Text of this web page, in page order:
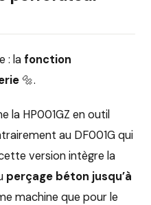
: lafonction
🔩.
la HP001GZ en outil
au DF001G qui
version intègre la
perçage béton jusqu’à
machine que pour le